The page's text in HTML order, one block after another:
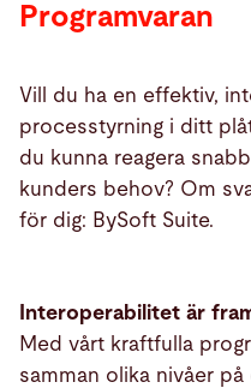
Programvaran
Vill du ha en effektiv,
processtyrning i ditt
du kunna reagera
kunders behov? Om
för dig: BySoft Suite.
Interoperabilitet är
Med vårt kraftfulla
samman olika nivåer